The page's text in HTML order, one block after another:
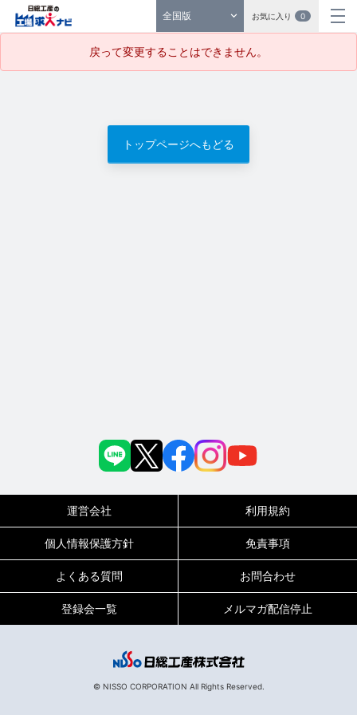
全国版 お気に入り 0
戻って変更することはできません。
トップページへもどる
運営会社 利用規約
個人情報保護方針 免責事項
よくある質問 お問合わせ
登録会一覧 メルマガ配信停止
© NISSO CORPORATION All Rights Reserved.